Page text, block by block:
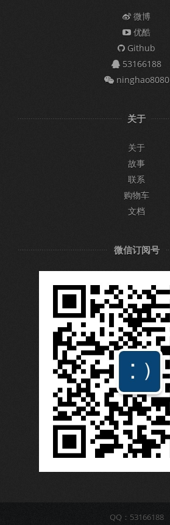
微博
优酷
Github
53166188
ninghao8080
关于
关于
故事
联系
购物车
文档
微信订阅号
QQ：53166188